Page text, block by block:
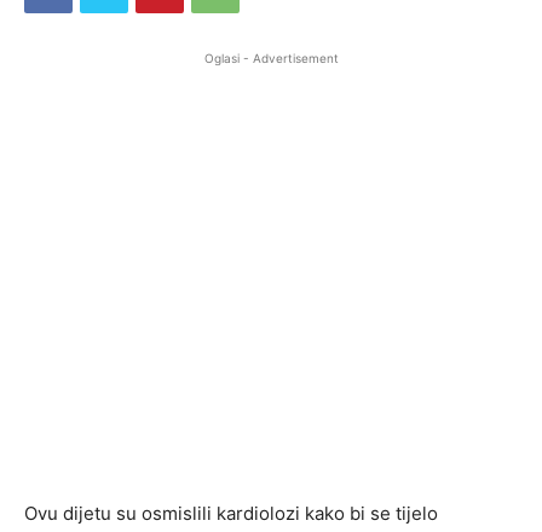
Oglasi - Advertisement
Ovu dijetu su osmislili kardiolozi kako bi se tijelo